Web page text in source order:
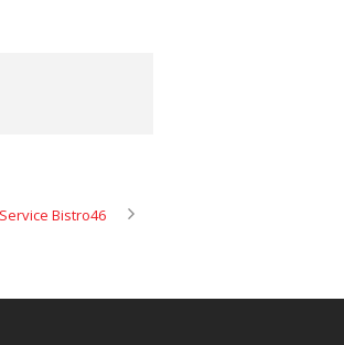
Bistro46